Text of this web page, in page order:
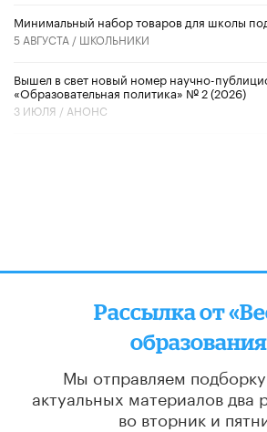
Минимальный набор товаров для школы
5 АВГУСТА / ШКОЛЬНИКИ
Вышел в свет новый номер научно-
«Образовательная политика» № 2 (2026)
3 ИЮЛЯ / АНОНС
Рассылка от
Мы отправляем
актуальных материалов два
во вторник и